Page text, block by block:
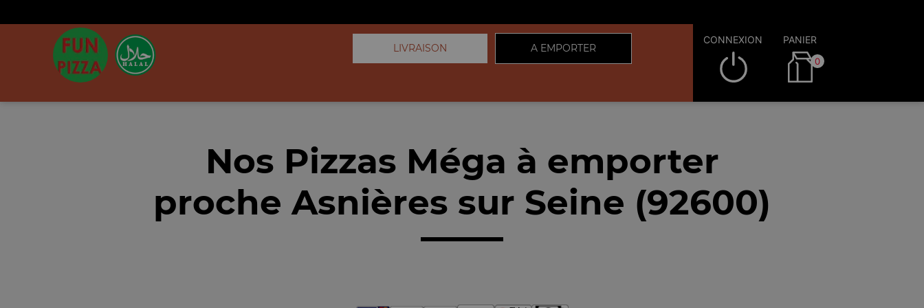
LIVRAISON A EMPORTER
CONNEXION PANIER
0
Nos Pizzas Méga à emporter
proche Asnières sur Seine (92600)